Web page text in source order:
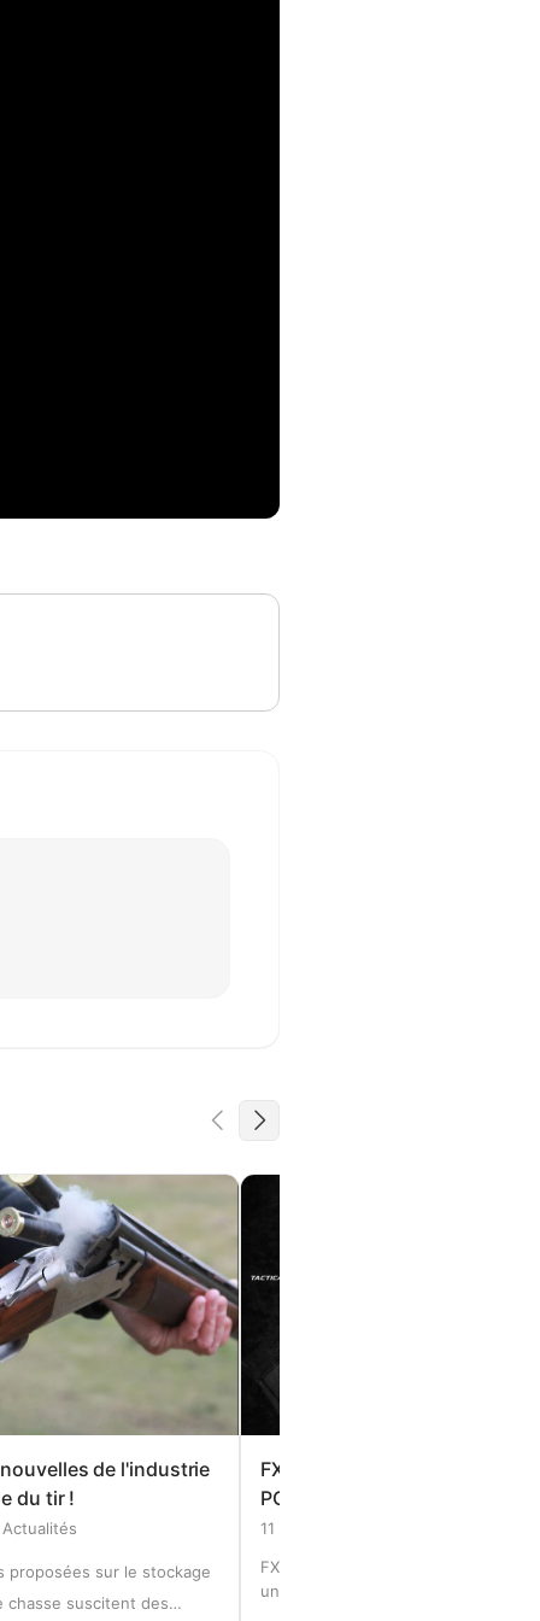
de l'industrie
du tir !
Actualités
proposées sur le stockage
chasse suscitent des
FX Airguns DRS Tactical AR15
PCP nouveauté 2025 !
11 février 2025
FX Airguns a sorti aujourd'hui 11/02/
un autre nouveau modèle ! Eh bien,